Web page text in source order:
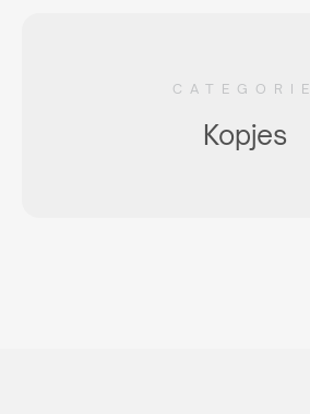
CATEGORIE
Kopjes